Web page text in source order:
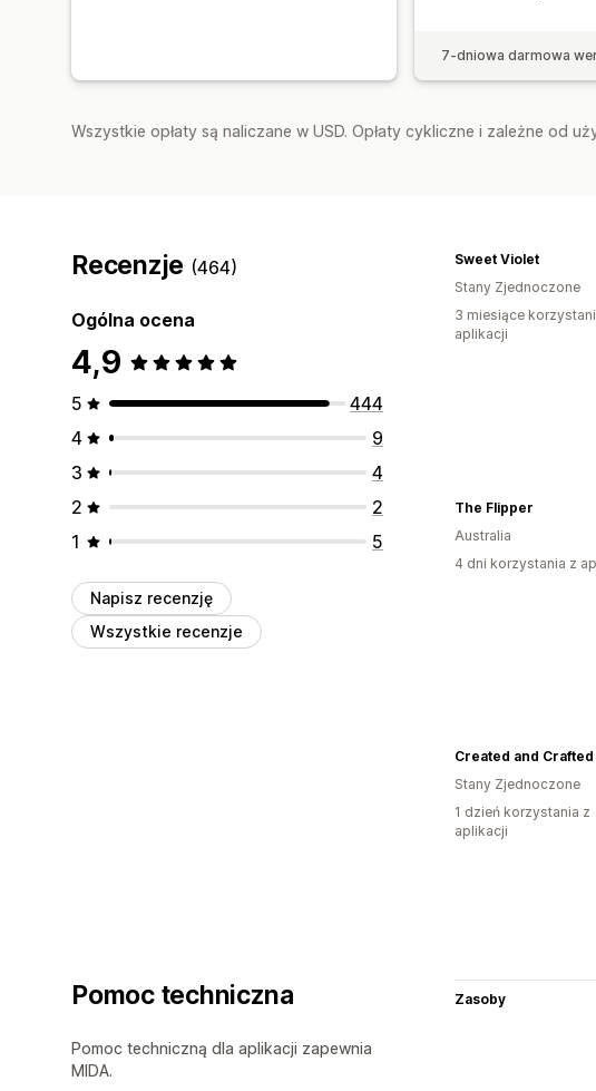
7-dniowa darmowa
Wszystkie opłaty są naliczane w USD. Opłaty cykliczne i zależne od
Recenzje (464)
Ogólna ocena
4,9
5
444
4
9
3
4
2
2
1
5
Napisz recenzję
Wszystkie recenzje
Sweet Violet
Stany Zjednoczone
3 miesiące
aplikacji
The Flipper
Australia
4 dni korzystania z
Created and Crafted
Stany Zjednoczone
1 dzień korzystania z
aplikacji
Pomoc techniczna
Pomoc techniczną dla aplikacji zapewnia
MIDA.
Zasoby